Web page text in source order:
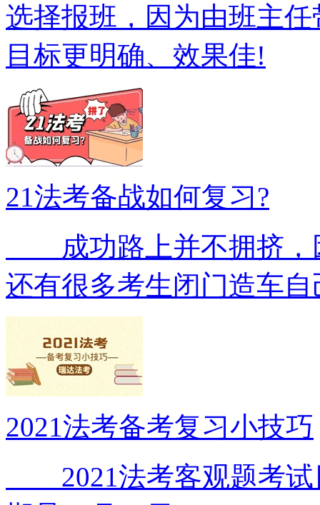
选择报班，因为由班主
目标更明确、效果佳!
21法考备战如何复习?
成功路上并不拥挤，
还有很多考生闭门造车
2021法考备考复习小技巧
2021法考客观题考试